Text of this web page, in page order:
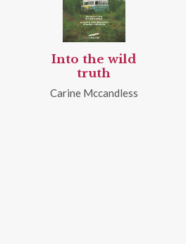
Into the wild
truth
Carine Mccandless